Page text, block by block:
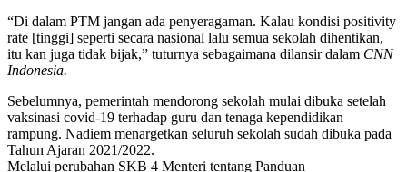
“Di dalam PTM jangan ada penyeragaman. Kalau kondisi positivity
rate [tinggi] seperti secara nasional lalu semua sekolah dihentikan,
itu kan juga tidak bijak,” tuturnya sebagaimana dilansir dalam CNN
Indonesia.
Sebelumnya, pemerintah mendorong sekolah mulai dibuka setelah
vaksinasi covid-19 terhadap guru dan tenaga kependidikan
rampung. Nadiem menargetkan seluruh sekolah sudah dibuka pada
Tahun Ajaran 2021/2022.
Melalui perubahan SKB 4 Menteri tentang Panduan